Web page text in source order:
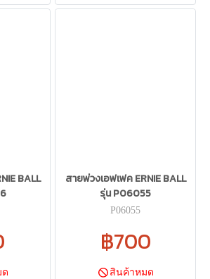
BALL
ด
สายพ่วงเอฟเฟค ERNIE BALL
รุ่น P06055
P06055
฿700
สินค้าหมด